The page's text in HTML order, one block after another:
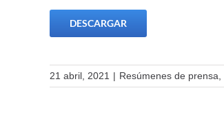
DESCARGAR
21 abril, 2021 | Resúmenes de prensa